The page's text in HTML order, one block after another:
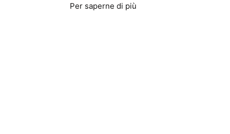
Per saperne di più